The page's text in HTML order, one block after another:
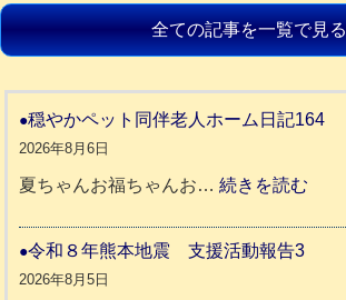
全ての記事を一覧で見る
穏やかペット同伴老人ホーム日記164
2026年8月6日
夏ちゃんお福ちゃんお…続きを読む
令和８年熊本地震 支援活動報告3
2026年8月5日